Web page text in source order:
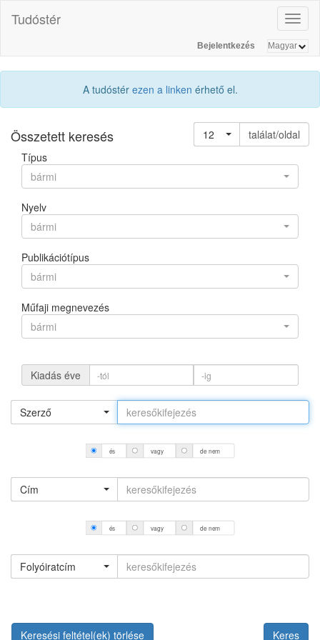
Tudóstér
Bejelentkezés
A tudóstér ezen a linken érhető el.
Összetett keresés 12
találat/oldal
Típus
bármi
Nyelv
bármi
Publikációtípus
bármi
Műfaji megnevezés
bármi
Kiadás éve
Szerző
és vagy de nem
Cím
és vagy de nem
Folyóiratcím
Keresési feltétel(ek) törlése